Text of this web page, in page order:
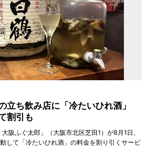
立ち飲み店に「冷たいひれ酒」
割引も
阪ふぐ太郎」（大阪市北区芝田1）が8月1日、
して「冷たいひれ酒」の料金を割り引くサービ